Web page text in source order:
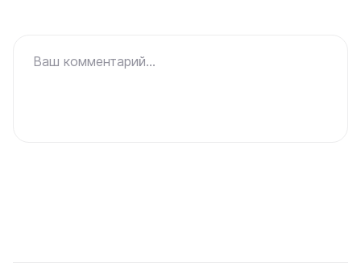
Ваш комментарий...